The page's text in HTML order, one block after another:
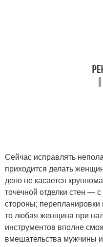
Герметики для
деревянных рам
Окна по шведской
технологии
Сейчас исправлять
приходится делать
дело не касается
точечной отделки стен —
стороны;
то любая женщина при
инструментов вполне
вмешательства мужчины